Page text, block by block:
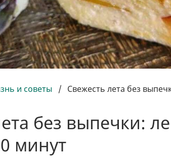
и советы / Свежесть лета без
без выпечки:
минут